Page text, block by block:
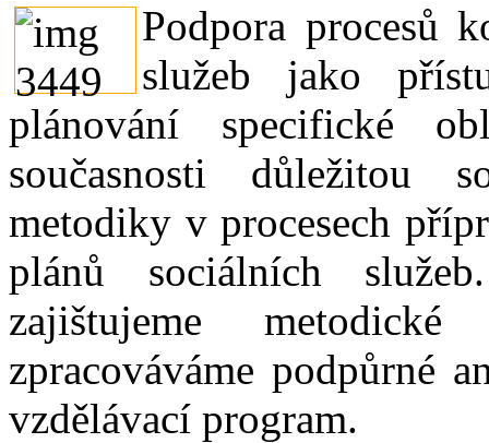
Podpora procesů
služeb jako
plánování specifické
současnosti důležitou
metodiky v procesech
plánů sociálních
zajištujeme
zpracováváme podpůrné
vzdělávací program.